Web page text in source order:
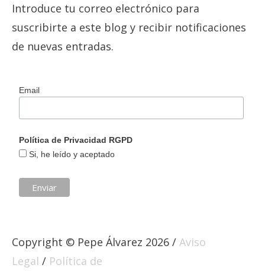
Introduce tu correo electrónico para
suscribirte a este blog y recibir notificaciones
de nuevas entradas.
Email
Política de Privacidad RGPD
Si, he leído y aceptado
Copyright © Pepe Álvarez 2026 / Aviso
Legal / Política de